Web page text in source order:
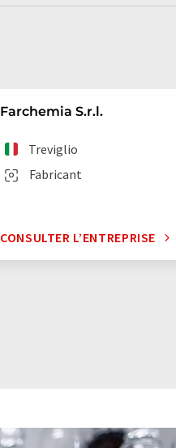
Farchemia S.r.l.
Fabricant
Treviglio
CONSULTER L’ENTREPRISE